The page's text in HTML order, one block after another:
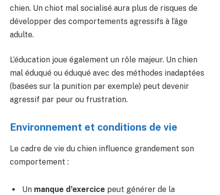
chien. Un chiot mal socialisé aura plus de risques de
développer des comportements agressifs à l’âge
adulte.
L’éducation joue également un rôle majeur. Un chien
mal éduqué ou éduqué avec des méthodes inadaptées
(basées sur la punition par exemple) peut devenir
agressif par peur ou frustration.
Environnement et conditions de vie
Le cadre de vie du chien influence grandement son
comportement :
Un manque d’exercice peut générer de la